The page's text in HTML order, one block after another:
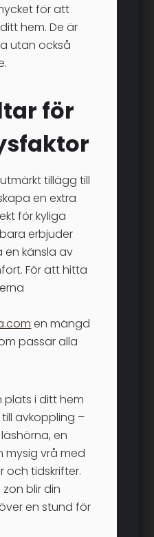
för att
hem. De är
utan också
för
tillägg till
en extra
för kyliga
erbjuder
en känsla av
För att hitta
en mängd
passar alla
plats i ditt hem
avkoppling –
en
mysig vrå med
och tidskrifter.
blir din
en stund för